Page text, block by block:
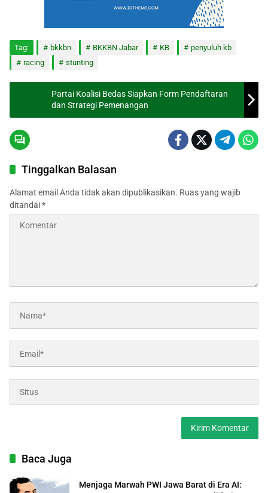
Tag: bkkbn BKKBN Jabar KB
penyuluh kb
racing
stunting
Partai Koalisi Bedas Siapkan Form Pendaftaran
dan Strategi Pemenangan
Tinggalkan Balasan
Alamat email Anda tidak akan dipublikasikan. Ruas yang wajib
ditandai*
Baca Juga
Menjaga Marwah PWI Jawa Barat di Era AI: